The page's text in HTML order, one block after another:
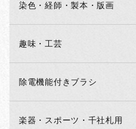
染色・経師・製本・版画
趣味・工芸
除電機能付きブラシ
楽器・スポーツ・千社札用